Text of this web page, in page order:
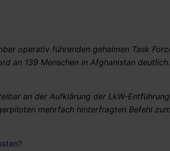
operativ führenden geheimen Task
an 139 Menschen in Afghanistan deutlich.
an der Aufklärung der LkW-
mehrfach hinterfragten Befehl zum